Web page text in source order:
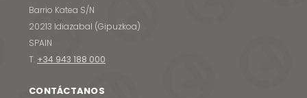
Barrio Katea S/N
20213 Idiazabal (Gipuzkoa)
SPAIN
T. +34 943 188 000
CONTÁCTANOS